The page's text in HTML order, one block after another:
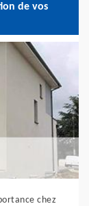
de vos
chez